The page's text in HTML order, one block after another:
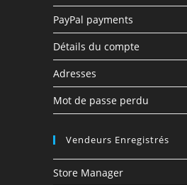
PayPal payments
Détails du compte
Adresses
Mot de passe perdu
Vendeurs Enregistrés
Store Manager